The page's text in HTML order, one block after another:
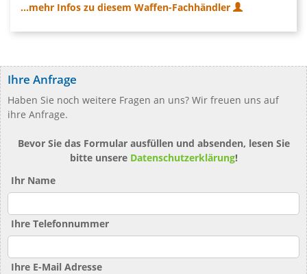
...mehr Infos zu diesem Waffen-Fachhändler
Ihre Anfrage
Haben Sie noch weitere Fragen an uns? Wir freuen uns auf
ihre Anfrage.
Bevor Sie das Formular ausfüllen und absenden, lesen Sie
bitte unsere Datenschutzerklärung!
Ihr Name
Ihre Telefonnummer
Ihre E-Mail Adresse